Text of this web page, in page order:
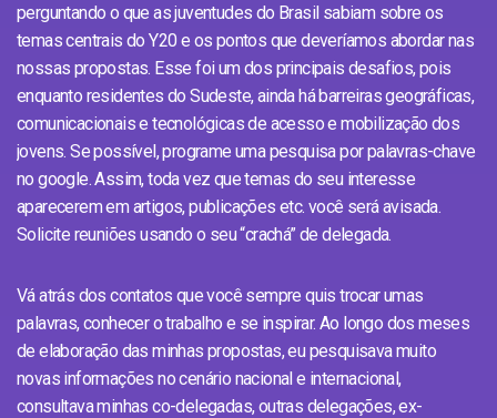
perguntando o que as juventudes do Brasil sabiam sobre os
temas centrais do Y20 e os pontos que deveríamos abordar nas
nossas propostas. Esse foi um dos principais desafios, pois
enquanto residentes do Sudeste, ainda há barreiras geográficas,
comunicacionais e tecnológicas de acesso e mobilização dos
jovens. Se possível, programe uma pesquisa por palavras-chave
no google. Assim, toda vez que temas do seu interesse
aparecerem em artigos, publicações etc. você será avisada.
Solicite reuniões usando o seu “crachá” de delegada.
Vá atrás dos contatos que você sempre quis trocar umas
palavras, conhecer o trabalho e se inspirar. Ao longo dos meses
de elaboração das minhas propostas, eu pesquisava muito
novas informações no cenário nacional e internacional,
consultava minhas co-delegadas, outras delegações, ex-